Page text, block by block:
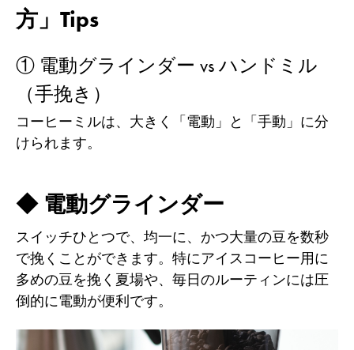
方」Tips
① 電動グラインダー vs ハンドミル
（手挽き）
コーヒーミルは、大きく「電動」と「手動」に分
けられます。
◆ 電動グラインダー
スイッチひとつで、均一に、かつ大量の豆を数秒
で挽くことができます。特にアイスコーヒー用に
多めの豆を挽く夏場や、毎日のルーティンには圧
倒的に電動が便利です。